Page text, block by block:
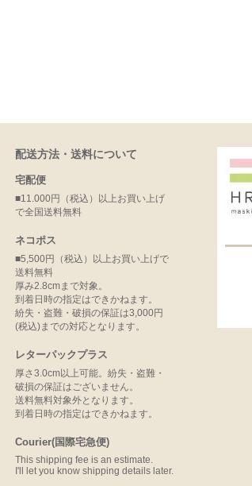
配送方法・送料について
宅配便
■11.000円（税込）以上お買い上げ
で全国送料無料
ネコポス
■5,500円（税込）以上お買い上げで
送料無料
厚み2.8cmまで対象。
到着日時の指定はできかねます。
紛失・盗難・破損の保証は3,000円
(税込)までの対応となります。
レターパックプラス
厚さ3.0cm以上可能。紛失・盗難・
破損の保証はございません。
送料無料対象外となります。
到着日時の指定はできかねます。
Courier(国際宅急便)
This shipping fee is an estimate.
I'll let you know shipping details later.